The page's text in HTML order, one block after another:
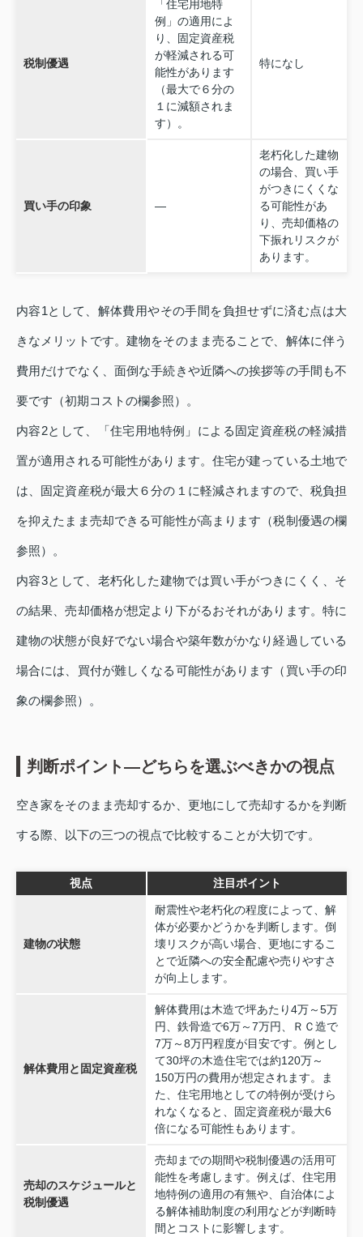
税制優遇
「住宅用地特
例」の適用によ
り、固定資産税
が軽減される可
能性があります
（最大で６分の
１に減額されま
す）。
特になし
買い手の印象 —
老朽化した建物
の場合、買い手
がつきにくくな
る可能性があ
り、売却価格の
下振れリスクが
あります。
内容1として、解体費用やその手間を負担せずに済む点は大
きなメリットです。建物をそのまま売ることで、解体に伴う
費用だけでなく、面倒な手続きや近隣への挨拶等の手間も不
要です（初期コストの欄参照）。
内容2として、「住宅用地特例」による固定資産税の軽減措
置が適用される可能性があります。住宅が建っている土地で
は、固定資産税が最大６分の１に軽減されますので、税負担
を抑えたまま売却できる可能性が高まります（税制優遇の欄
参照）。
内容3として、老朽化した建物では買い手がつきにくく、そ
の結果、売却価格が想定より下がるおそれがあります。特に
建物の状態が良好でない場合や築年数がかなり経過している
場合には、買付が難しくなる可能性があります（買い手の印
象の欄参照）。
判断ポイント—どちらを選ぶべきかの視点
空き家をそのまま売却するか、更地にして売却するかを判断
する際、以下の三つの視点で比較することが大切です。
視点 注目ポイント
建物の状態
耐震性や老朽化の程度によって、解
体が必要かどうかを判断します。倒
壊リスクが高い場合、更地にするこ
とで近隣への安全配慮や売りやすさ
が向上します。
解体費用と固定資産税
解体費用は木造で坪あたり4万～5万
円、鉄骨造で6万～7万円、ＲＣ造で
7万～8万円程度が目安です。例とし
て30坪の木造住宅では約120万～
150万円の費用が想定されます。ま
た、住宅用地としての特例が受けら
れなくなると、固定資産税が最大6
倍になる可能性もあります。
売却のスケジュールと
税制優遇
売却までの期間や税制優遇の活用可
能性を考慮します。例えば、住宅用
地特例の適用の有無や、自治体によ
る解体補助制度の利用などが判断時
間とコストに影響します。